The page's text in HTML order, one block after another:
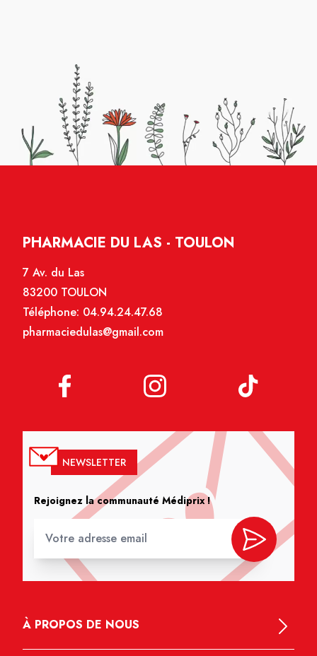
PHARMACIE DU LAS - TOULON
7 Av. du Las
83200 TOULON
Téléphone: 04.94.24.47.68
pharmaciedulas@gmail.com
NEWSLETTER
Rejoignez la communauté Médiprix !
À PROPOS DE NOUS